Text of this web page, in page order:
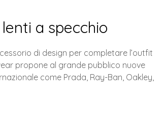
a specchio
di design per completare l’outfit
propone al grande pubblico nuove
come Prada, Ray-Ban, Oakley,